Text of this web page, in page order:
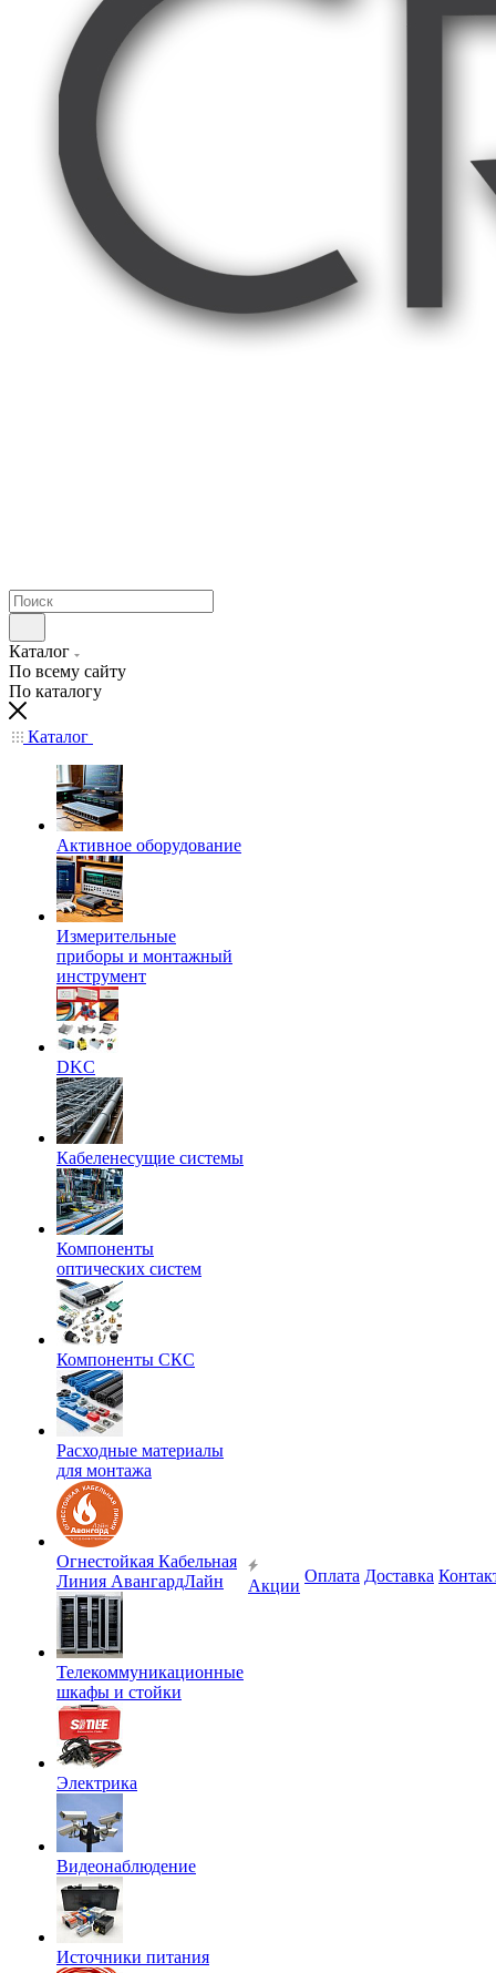
Каталог
По всему сайту
По каталогу
Каталог
Активное оборудование
Измерительные
приборы и монтажный
инструмент
DKC
Кабеленесущие системы
Компоненты
оптических систем
Компоненты СКС
Расходные материалы
для монтажа
Огнестойкая Кабельная
Линия АвангардЛайн
Телекоммуникационные
шкафы и стойки
Электрика
Видеонаблюдение
Источники питания
Акции
Оплата Доставка